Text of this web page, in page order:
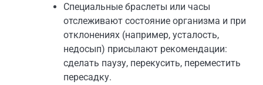
Специальные браслеты или часы
отслеживают состояние организма и при
отклонениях (например, усталость,
недосып) присылают рекомендации:
сделать паузу, перекусить, переместить
пересадку.